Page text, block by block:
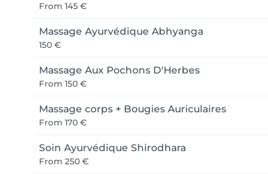
From 145 €
Massage Ayurvédique Abhyanga
150 €
Massage Aux Pochons D'Herbes
From 150 €
Massage corps + Bougies Auriculaires
From 170 €
Soin Ayurvédique Shirodhara
From 250 €